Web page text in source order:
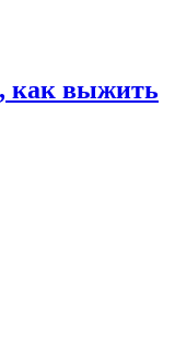
как выжить